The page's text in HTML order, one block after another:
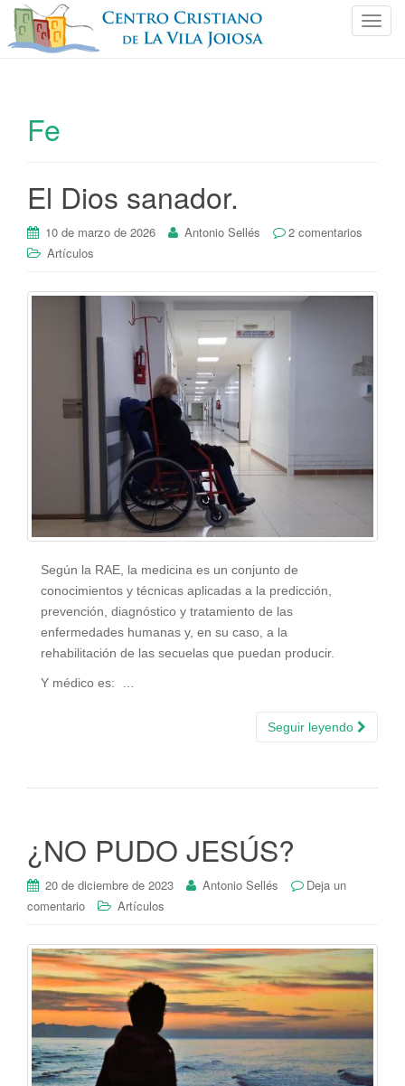
C
c
n
Fe
El Dios sanador.
10 de marzo de 2026 Antonio Sellés
2 comentarios
Artículos
Según la RAE, la medicina es un conjunto de
conocimientos y técnicas aplicadas a la predicción,
prevención, diagnóstico y tratamiento de las
enfermedades humanas y, en su caso, a la
rehabilitación de las secuelas que puedan producir.
Y médico es: …
Seguir leyendo
¿NO PUDO JESÚS?
20 de diciembre de 2023 Antonio Sellés
Deja un
comentario
Artículos